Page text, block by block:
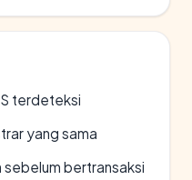
terdeteksi
yang sama
sebelum bertransaksi